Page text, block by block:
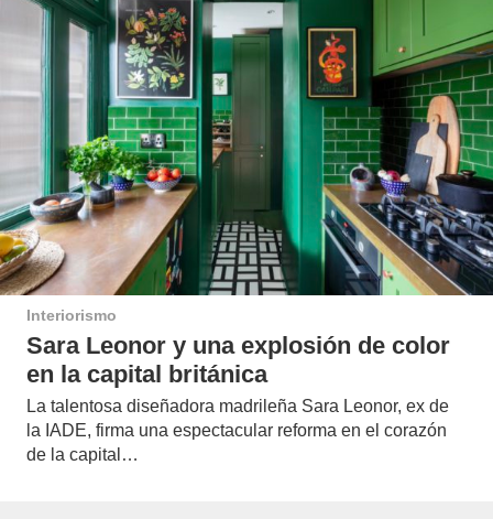
Interiorismo
Sara Leonor y una explosión de color
en la capital británica
La talentosa diseñadora madrileña Sara Leonor, ex de
la IADE, firma una espectacular reforma en el corazón
de la capital…